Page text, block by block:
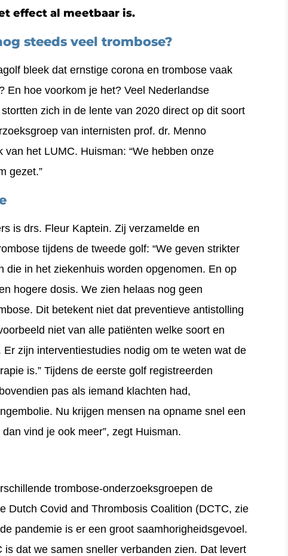
effect al meetbaar is.
steeds veel trombose?
bleek dat ernstige corona en trombose vaak
En hoe voorkom je het? Veel Nederlandse
zich in de lente van 2020 direct op dit soort
van internisten prof. dr. Menno
van het LUMC. Huisman: “We hebben onze
gezet.”
is drs. Fleur Kaptein. Zij verzamelde en
tijdens de tweede golf: “We geven strikter
die in het ziekenhuis worden opgenomen. En op
hogere dosis. We zien helaas nog geen
Dit betekent niet dat preventieve antistolling
niet van alle patiënten welke soort en
zijn interventiestudies nodig om te weten wat de
is.” Tijdens de eerste golf registreerden
pas als iemand klachten had,
Nu krijgen mensen na opname snel een
vind je ook meer”, zegt Huisman.
trombose-onderzoeksgroepen de
Dutch Covid and Thrombosis Coalition (DCTC, zie
pandemie is er een groot saamhorigheidsgevoel.
is dat we samen sneller verbanden zien. Dat levert